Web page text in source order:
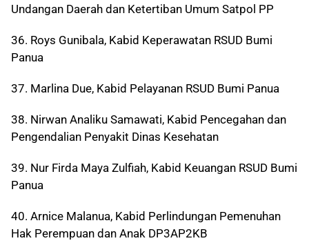
Undangan Daerah dan Ketertiban Umum Satpol PP
36. Roys Gunibala, Kabid Keperawatan RSUD Bumi
Panua
37. Marlina Due, Kabid Pelayanan RSUD Bumi Panua
38. Nirwan Analiku Samawati, Kabid Pencegahan dan
Pengendalian Penyakit Dinas Kesehatan
39. Nur Firda Maya Zulfiah, Kabid Keuangan RSUD Bumi
Panua
40. Arnice Malanua, Kabid Perlindungan Pemenuhan
Hak Perempuan dan Anak DP3AP2KB